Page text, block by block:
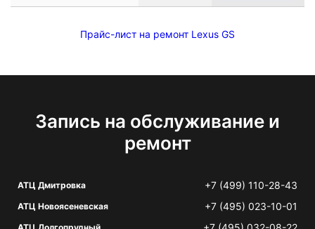
Прайс-лист на ремонт Lexus GS
Запись на обслуживание и
ремонт
АТЦ Дмитровка +7 (499) 110-28-43
АТЦ Новоясеневская +7 (495) 023-10-01